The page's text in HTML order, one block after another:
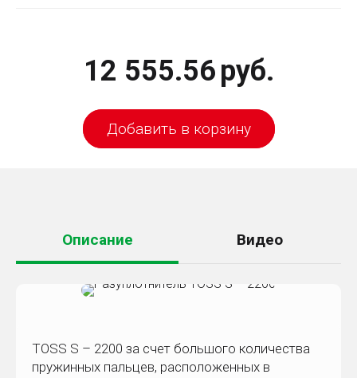
руб.
12 555.56
Добавить в корзину
Описание Видео
TOSS S – 2200 за счет большого количества
пружинных пальцев, расположенных в